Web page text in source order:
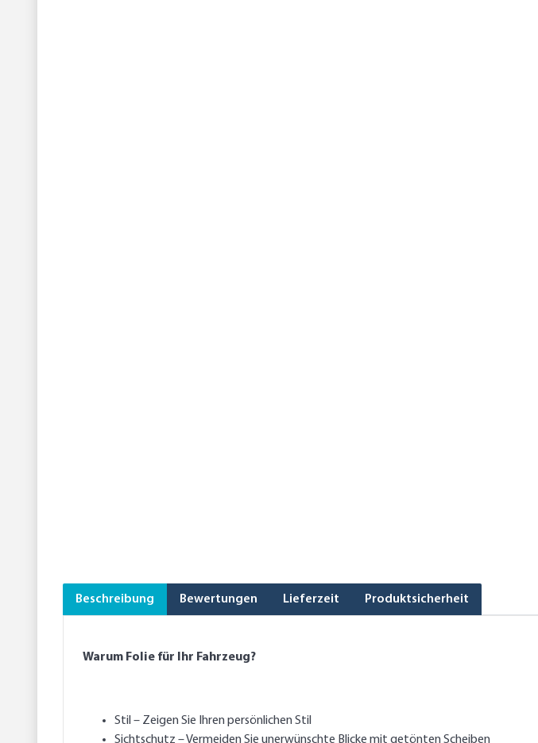
Beschreibung Bewertungen Lieferzeit Produktsicherheit
Warum Folie für Ihr Fahrzeug?
Stil – Zeigen Sie Ihren persönlichen Stil
Sichtschutz – Vermeiden Sie unerwünschte Blicke mit getönten Scheiben